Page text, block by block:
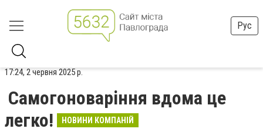
Рус
17:24, 2 червня 2025 р.
Самогоноваріння вдома це
легко!
НОВИНИ КОМПАНІЙ